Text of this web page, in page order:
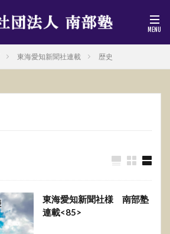
東海愛知新聞社連載 歴史
東海愛知新聞社様 南部塾
連載<85>